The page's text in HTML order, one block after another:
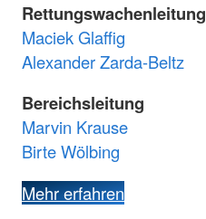
Rettungswachenleitung
Maciek Glaffig
Alexander Zarda-Beltz
Bereichsleitung
Marvin Krause
Birte Wölbing
Mehr erfahren